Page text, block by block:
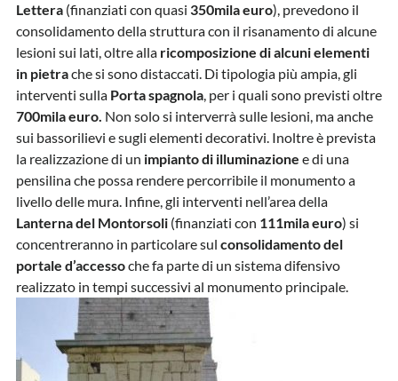
Lettera(finanziati con quasi 350mila euro), prevedono il
consolidamento della struttura con il risanamento di alcune
lesioni sui lati, oltre alla ricomposizione di alcuni elementi
in pietrache si sono distaccati. Di tipologia più ampia, gli
interventi sulla Porta spagnola, per i quali sono previsti oltre
700mila euro. Non solo si interverrà sulle lesioni, ma anche
sui bassorilievi e sugli elementi decorativi. Inoltre è prevista
la realizzazione di un impianto di illuminazione e di una
pensilina che possa rendere percorribile il monumento a
livello delle mura. Infine, gli interventi nell’area della
Lanterna del Montorsoli(finanziati con 111mila euro) si
concentreranno in particolare sul consolidamento del
portale d’accessoche fa parte di un sistema difensivo
realizzato in tempi successivi al monumento principale.